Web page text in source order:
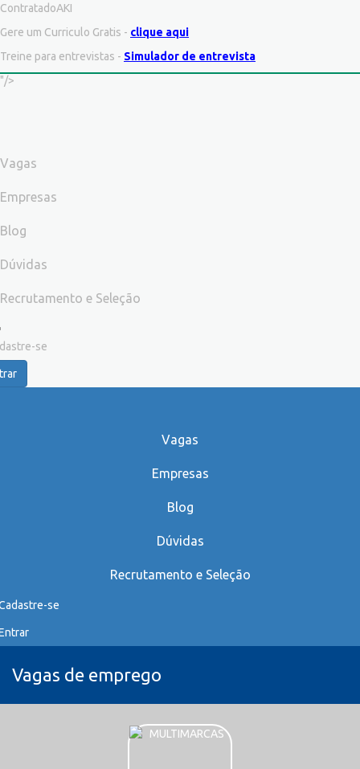
ContratadoAKI
Gere um Curriculo Gratis - clique aqui
Treine para entrevistas - Simulador de entrevista
"/>
Vagas
Empresas
Blog
Dúvidas
Recrutamento e Seleção
se
Vagas
Empresas
Blog
Dúvidas
Recrutamento e Seleção
se
Vagas de emprego